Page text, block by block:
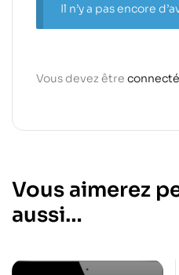
Il n’y a pas encore
Vous devez être connecté
Vous aimerez
aussi…